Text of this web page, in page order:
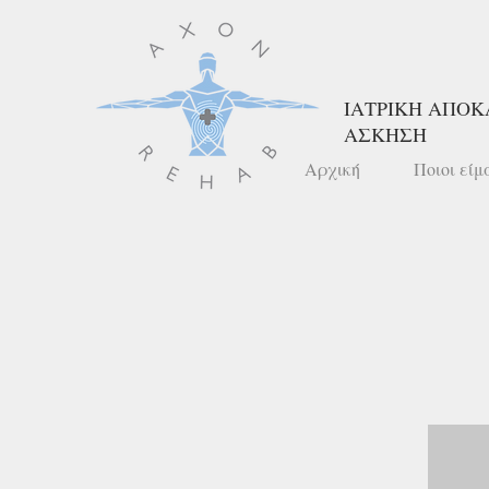
ΙΑΤΡΙΚΗ
ΑΣΚΗΣΗ
Αρχική Ποιοι